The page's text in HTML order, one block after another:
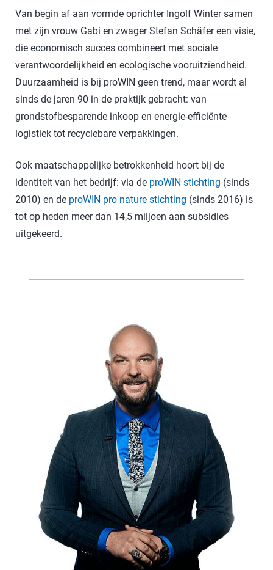
Van begin af aan vormde oprichter Ingolf Winter samen
met zijn vrouw Gabi en zwager Stefan Schäfer een visie,
die economisch succes combineert met sociale
verantwoordelijkheid en ecologische vooruitziendheid.
Duurzaamheid is bij proWIN geen trend, maar wordt al
sinds de jaren 90 in de praktijk gebracht: van
grondstofbesparende inkoop en energie-efficiënte
logistiek tot recyclebare verpakkingen.
Ook maatschappelijke betrokkenheid hoort bij de
identiteit van het bedrijf: via de proWIN stichting (sinds
2010) en de proWIN pro nature stichting (sinds 2016) is
tot op heden meer dan 14,5 miljoen aan subsidies
uitgekeerd.